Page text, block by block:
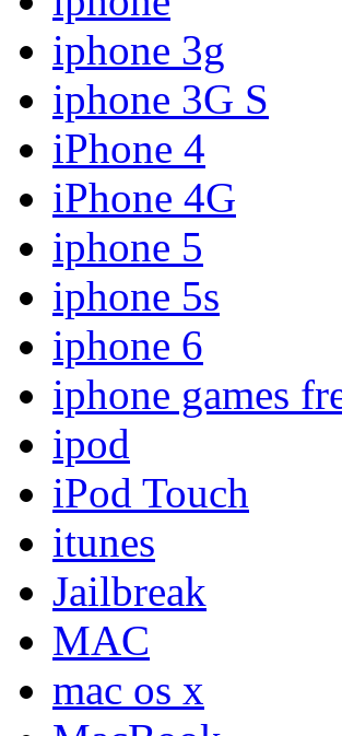
iphone 3g
iphone 3G S
iPhone 4
iPhone 4G
iphone 5
iphone 5s
iphone 6
iphone games
ipod
iPod Touch
itunes
Jailbreak
MAC
mac os x